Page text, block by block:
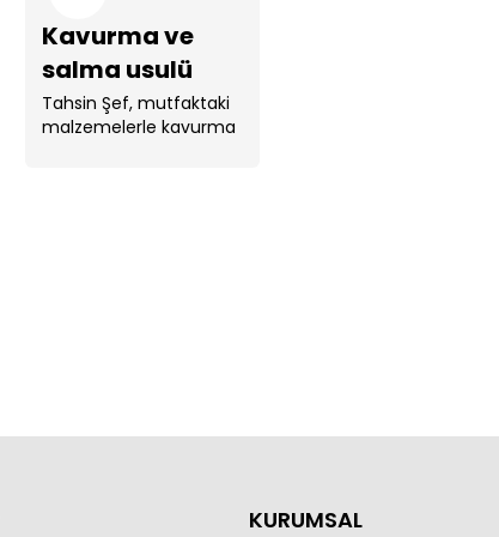
Kavurma ve
salma usulü
pirinç pilavı
tarifi!
Tahsin Şef, mutfaktaki
malzemelerle kavurma
KURUMSAL